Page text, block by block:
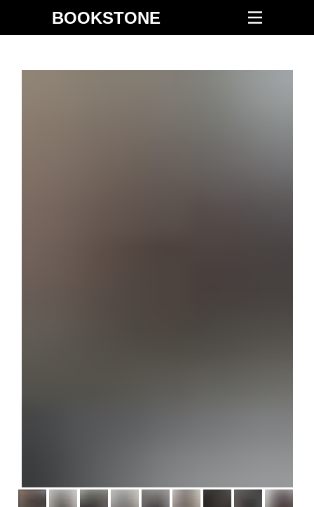
BOOKSTONE